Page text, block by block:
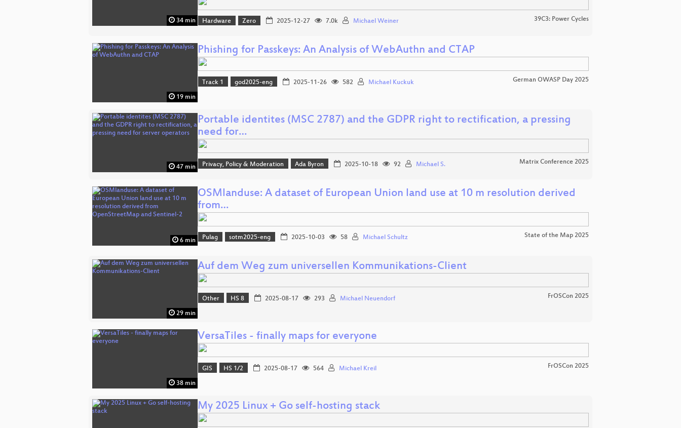
34 min Hardware Zero 2025-12-27 7.0k Michael Weiner 39C3: Power Cycles
19 min
Phishing for Passkeys: An Analysis of WebAuthn and CTAP
Track 1 god2025-eng 2025-11-26 582 Michael Kuckuk German OWASP Day 2025
47 min
Portable identites (MSC 2787) and the GDPR right to rectification, a pressing
need for…
Privacy, Policy & Moderation Ada Byron 2025-10-18 92 Michael S. Matrix Conference 2025
6 min
OSMlanduse: A dataset of European Union land use at 10 m resolution derived
from…
Pulag sotm2025-eng 2025-10-03 58 Michael Schultz State of the Map 2025
29 min
Auf dem Weg zum universellen Kommunikations-Client
Other HS 8 2025-08-17 293 Michael Neuendorf FrOSCon 2025
38 min
VersaTiles - finally maps for everyone
GIS HS 1/2 2025-08-17 564 Michael Kreil FrOSCon 2025
My 2025 Linux + Go self-hosting stack